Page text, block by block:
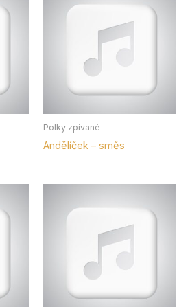
Polky zpívané
Andělíček – směs